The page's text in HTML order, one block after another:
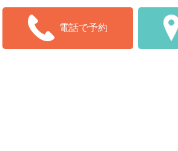
電話で予約